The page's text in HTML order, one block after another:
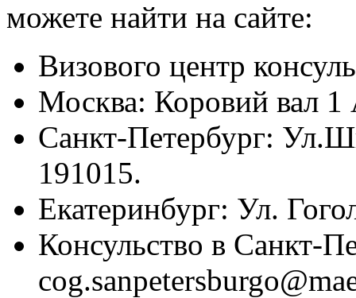
можете найти на сайте:
Визового центр
Москва: Коровий вал
Санкт-Петербург:
191015.
Екатеринбург: Ул.
Консульство в Санкт-